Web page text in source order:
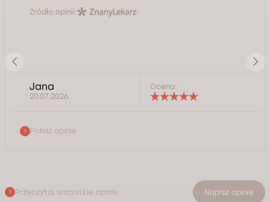
Źródło opinii:
Jana
20.07.2026
Ocena:
Pokaż opinię
Przeczytaj wszystkie opinie Napisz opinię